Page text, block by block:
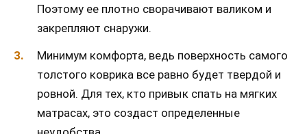
Поэтому ее плотно сворачивают валиком и
закрепляют снаружи.
Минимум комфорта, ведь поверхность самого
толстого коврика все равно будет твердой и
ровной. Для тех, кто привык спать на мягких
матрасах, это создаст определенные